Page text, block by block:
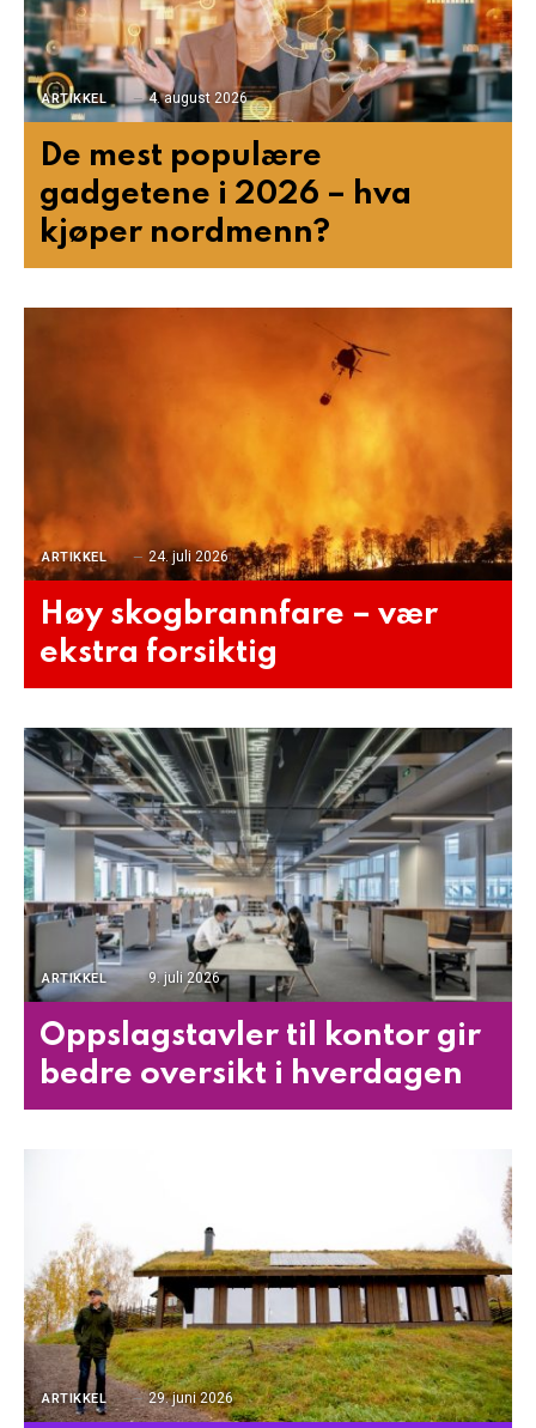
ARTIKKEL 4. august 2026
De mest populære
gadgetene i 2026 – hva
kjøper nordmenn?
ARTIKKEL 24. juli 2026
Høy skogbrannfare – vær
ekstra forsiktig
ARTIKKEL 9. juli 2026
Oppslagstavler til kontor gir
bedre oversikt i hverdagen
ARTIKKEL 29. juni 2026